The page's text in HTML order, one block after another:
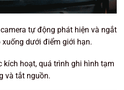
tự động phát hiện và ngắt
xuống dưới điểm giới hạn.
kích hoạt, quá trình ghi hình tạm
và tắt nguồn.